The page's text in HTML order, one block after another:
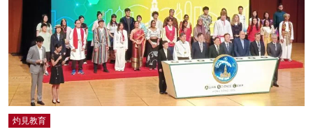
灼見教育